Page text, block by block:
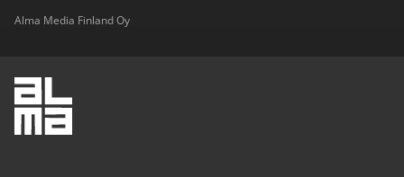
Alma Media Finland Oy